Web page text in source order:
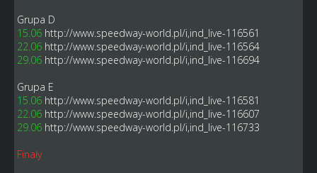
Grupa D
15.06 http://www.speedway-world.pl/i,ind_live-116561
22.06 http://www.speedway-world.pl/i,ind_live-116564
29.06 http://www.speedway-world.pl/i,ind_live-116694
Grupa E
15.06 http://www.speedway-world.pl/i,ind_live-116581
22.06 http://www.speedway-world.pl/i,ind_live-116607
29.06 http://www.speedway-world.pl/i,ind_live-116733
Finały